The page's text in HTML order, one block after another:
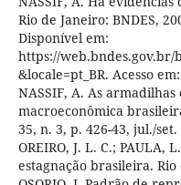
Rio de Janeiro: BNDES,
Disponível em:
https://web.bndes.gov.br/
&locale=pt_BR. Acesso
NASSIF, A. As
macroeconômica
35, n. 3, p. 426-43, jul./set.
OREIRO, J. L. C.; PAULA,
estagnação brasileira. Rio